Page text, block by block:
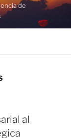
de
al